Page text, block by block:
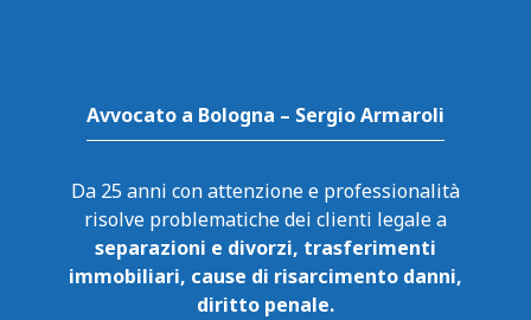
Avvocato a Bologna – Sergio Armaroli
Da 25 anni con attenzione e professionalità
separazioni e divorzi, trasferimenti
immobiliari, cause di risarcimento danni,
diritto penale.